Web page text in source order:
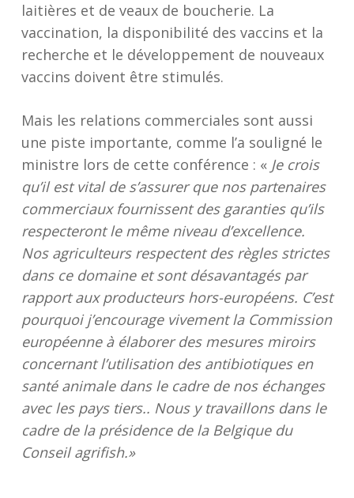
laitières et de veaux de boucherie. La
vaccination, la disponibilité des vaccins et la
recherche et le développement de nouveaux
vaccins doivent être stimulés.
Mais les relations commerciales sont aussi
une piste importante, comme l’a souligné le
ministre lors de cette conférence : « Je crois
qu’il est vital de s’assurer que nos partenaires
commerciaux fournissent des garanties qu’ils
respecteront le même niveau d’excellence.
Nos agriculteurs respectent des règles strictes
dans ce domaine et sont désavantagés par
rapport aux producteurs hors-européens. C’est
pourquoi j’encourage vivement la Commission
européenne à élaborer des mesures miroirs
concernant l’utilisation des antibiotiques en
santé animale dans le cadre de nos échanges
avec les pays tiers.. Nous y travaillons dans le
cadre de la présidence de la Belgique du
Conseil agrifish.»